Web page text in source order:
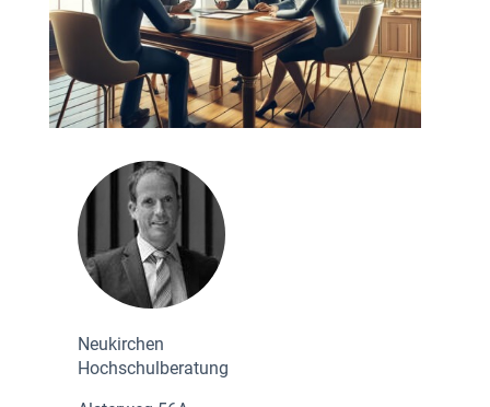
Neukirchen
Hochschulberatung